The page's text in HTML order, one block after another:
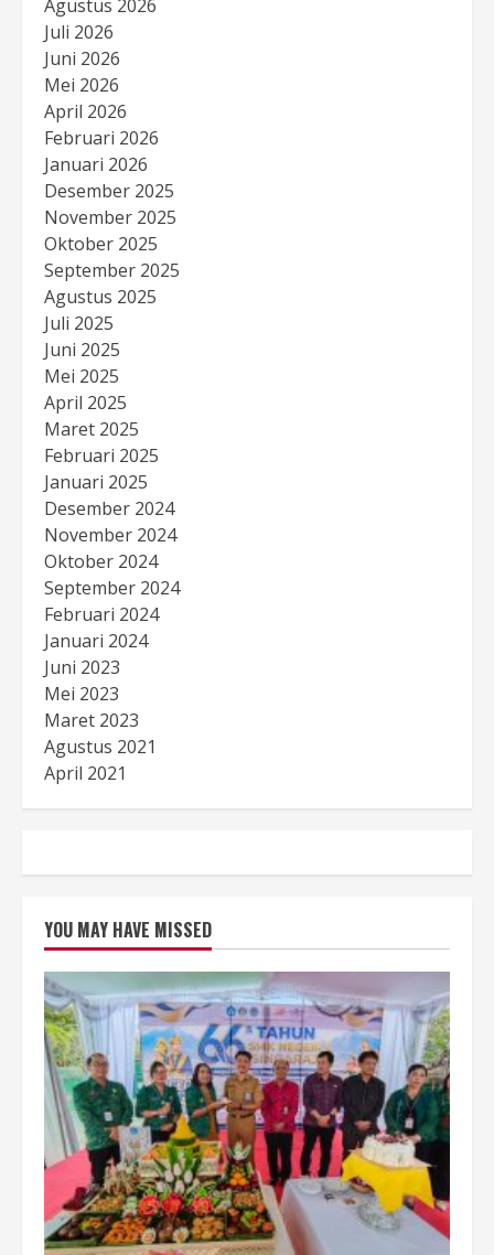
Agustus 2026
Juli 2026
Juni 2026
Mei 2026
April 2026
Februari 2026
Januari 2026
Desember 2025
November 2025
Oktober 2025
September 2025
Agustus 2025
Juli 2025
Juni 2025
Mei 2025
April 2025
Maret 2025
Februari 2025
Januari 2025
Desember 2024
November 2024
Oktober 2024
September 2024
Februari 2024
Januari 2024
Juni 2023
Mei 2023
Maret 2023
Agustus 2021
April 2021
YOU MAY HAVE MISSED